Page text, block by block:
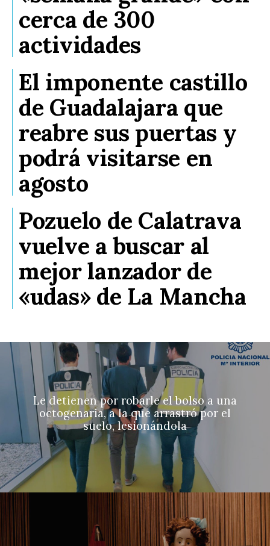
cerca de 300
actividades
El imponente castillo
de Guadalajara que
reabre sus puertas y
podrá visitarse en
agosto
Pozuelo de Calatrava
vuelve a buscar al
mejor lanzador de
«udas» de La Mancha
Le detienen por robarle el bolso a una
octogenaria, a la que arrastró por el
suelo, lesionándola